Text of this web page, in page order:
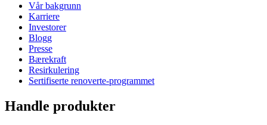
Vår bakgrunn
Karriere
Investorer
Blogg
Presse
Bærekraft
Resirkulering
Sertifiserte renoverte-programmet
Handle produkter